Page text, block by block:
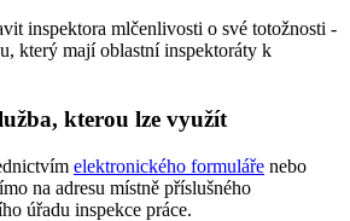
inspektora mlčenlivosti o své totožnosti -
který mají oblastní inspektoráty k
kterou lze využít
elektronického formuláře nebo
na adresu místně příslušného
úřadu inspekce práce.